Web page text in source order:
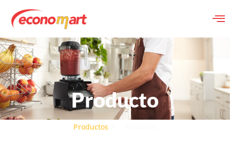
Producto
Productos